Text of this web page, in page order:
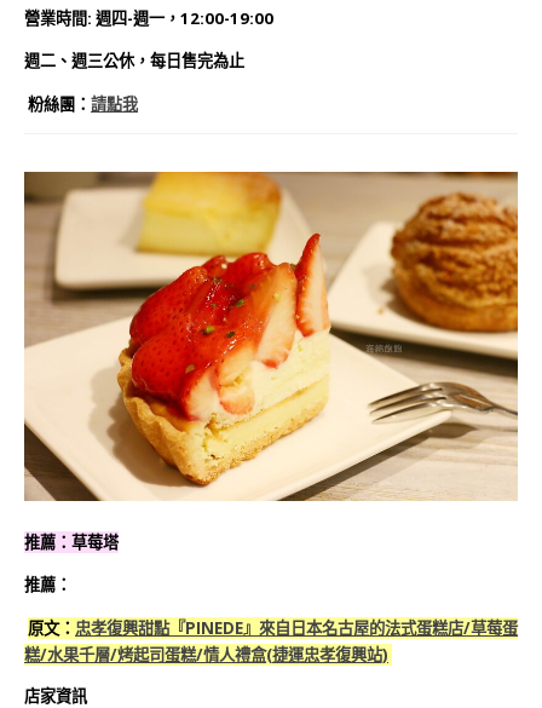
營業時間: 週四-週一，12:00-19:00
週二、週三公休，每日售完為止
粉絲團： 請點我
推薦：草莓塔
推薦：
原文： 忠孝復興甜點『PINEDE』來自日本名古屋的法式蛋糕店/草莓蛋
糕/水果千層/烤起司蛋糕/情人禮盒(捷運忠孝復興站)
店家資訊